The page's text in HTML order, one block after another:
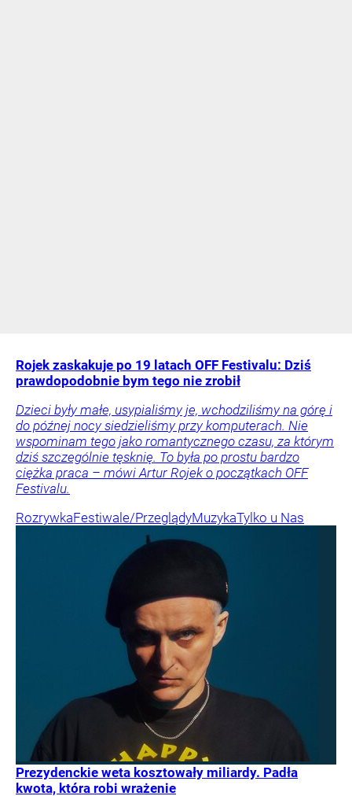
Rojek zaskakuje po 19 latach OFF Festivalu: Dziś
prawdopodobnie bym tego nie zrobił
Dzieci były małe, usypialiśmy je, wchodziliśmy na górę i
do późnej nocy siedzieliśmy przy komputerach. Nie
wspominam tego jako romantycznego czasu, za którym
dziś szczególnie tęsknię. To była po prostu bardzo
ciężka praca – mówi Artur Rojek o początkach OFF
Festivalu.
RozrywkaFestiwale/PrzeglądyMuzykaTylko u Nas
Prezydenckie weta kosztowały miliardy. Padła
kwota, która robi wrażenie